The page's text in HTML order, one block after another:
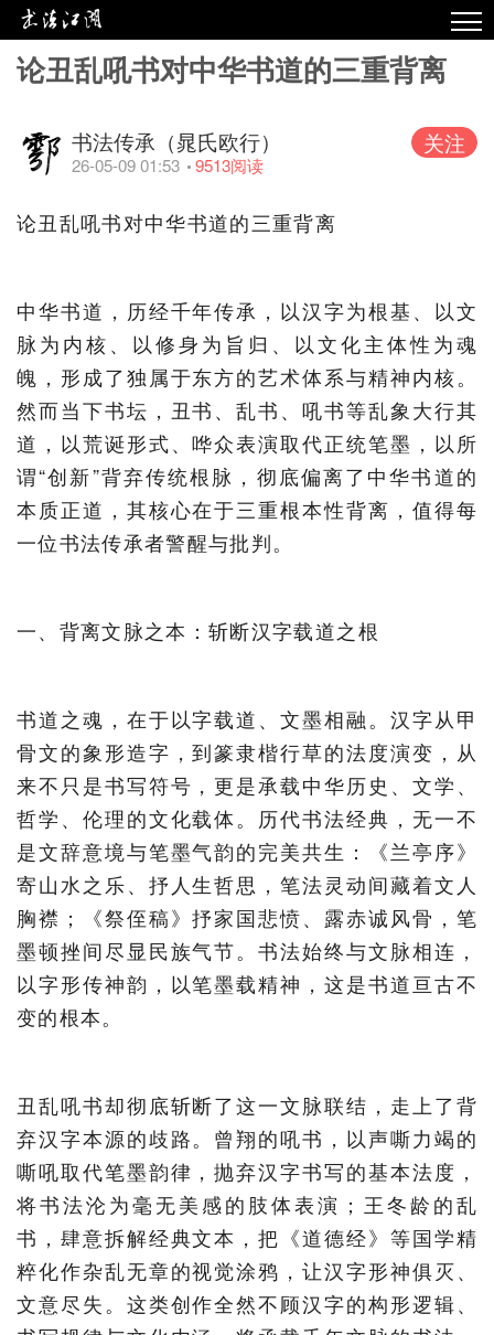
热点
精华
专栏
论丑乱吼书对中华书道的三重背离
书法传承（晁氏欧行）
26-05-09 01:53 9513阅读
关注
论丑乱吼书对中华书道的三重背离
中华书道，历经千年传承，以汉字为根基、以文
脉为内核、以修身为旨归、以文化主体性为魂
魄，形成了独属于东方的艺术体系与精神内核。
然而当下书坛，丑书、乱书、吼书等乱象大行其
道，以荒诞形式、哗众表演取代正统笔墨，以所
谓“创新”背弃传统根脉，彻底偏离了中华书道的
本质正道，其核心在于三重根本性背离，值得每
一位书法传承者警醒与批判。
一、背离文脉之本：斩断汉字载道之根
书道之魂，在于以字载道、文墨相融。汉字从甲
骨文的象形造字，到篆隶楷行草的法度演变，从
来不只是书写符号，更是承载中华历史、文学、
哲学、伦理的文化载体。历代书法经典，无一不
是文辞意境与笔墨气韵的完美共生：《兰亭序》
寄山水之乐、抒人生哲思，笔法灵动间藏着文人
胸襟；《祭侄稿》抒家国悲愤、露赤诚风骨，笔
墨顿挫间尽显民族气节。书法始终与文脉相连，
以字形传神韵，以笔墨载精神，这是书道亘古不
变的根本。
丑乱吼书却彻底斩断了这一文脉联结，走上了背
弃汉字本源的歧路。曾翔的吼书，以声嘶力竭的
嘶吼取代笔墨韵律，抛弃汉字书写的基本法度，
将书法沦为毫无美感的肢体表演；王冬龄的乱
书，肆意拆解经典文本，把《道德经》等国学精
粹化作杂乱无章的视觉涂鸦，让汉字形神俱灭、
文意尽失。这类创作全然不顾汉字的构形逻辑、